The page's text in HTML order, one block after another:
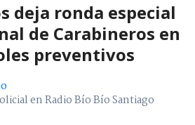
deja ronda especial
de Carabineros en
preventivos
en Radio Bío Bío Santiago